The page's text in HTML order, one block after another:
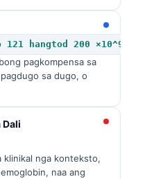
hangtod 200 ×10^9/L
pagkompensa sa
sa dugo, o
Dali
klinikal nga konteksto,
naa ang